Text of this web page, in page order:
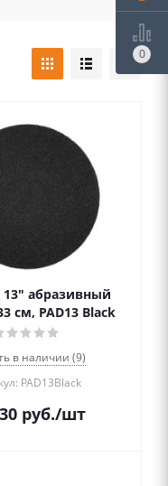
13" абразивный
см, PAD13 Black
в наличии (9)
PAD13Black
руб./шт
0